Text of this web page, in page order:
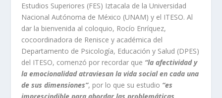
Estudios Superiores (FES) Iztacala de la Universidad
Nacional Autónoma de México (UNAM) y el ITESO. Al
dar la bienvenida al coloquio, Rocío Enríquez,
cocoordinadora de Renisce y académica del
Departamento de Psicología, Educación y Salud (DPES)
del ITESO, comenzó por recordar que “la afectividad y
la emocionalidad atraviesan la vida social en cada una
de sus dimensiones”, por lo que su estudio “es